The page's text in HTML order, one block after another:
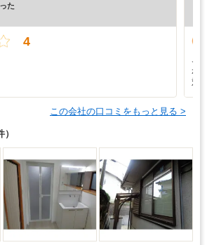
た
4
が
対
この会社の口コミをもっと見る >
）